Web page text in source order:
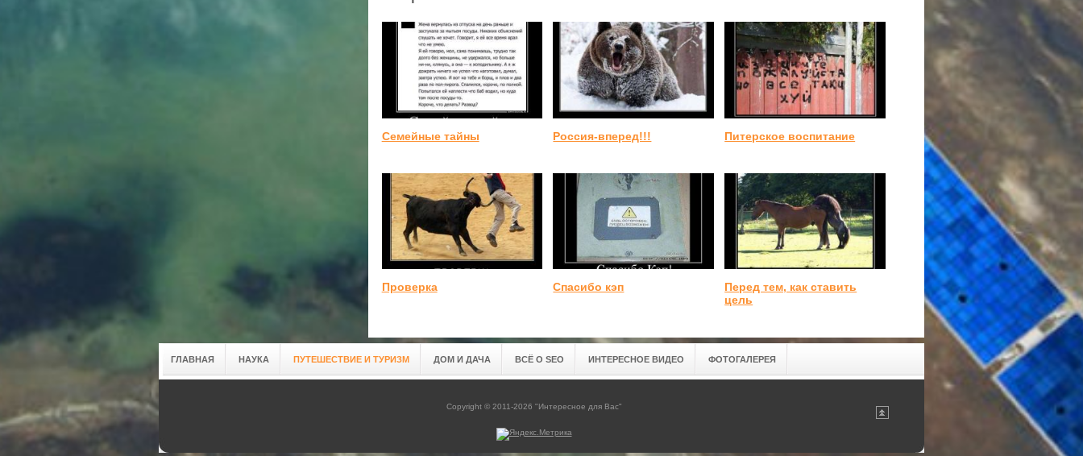
Семейные тайны Россия-вперед!!! Питерское воспитание
Проверка Спасибо кэп
Перед тем, как ставить
цель
ГЛАВНАЯ НАУКА ПУТЕШЕСТВИЕ И ТУРИЗМ ДОМ И ДАЧА ВСЁ О SEO ИНТЕРЕСНОЕ ВИДЕО ФОТОГАЛЕРЕЯ
Copyright © 2011-2026 "Интересное для Вас"